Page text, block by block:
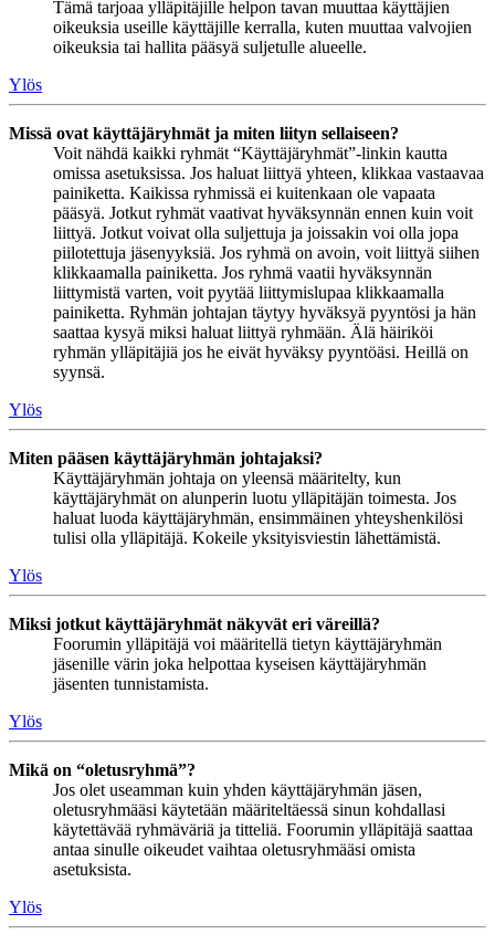
Tämä tarjoaa ylläpitäjille helpon tavan muuttaa käyttäjien
oikeuksia useille käyttäjille kerralla, kuten muuttaa valvojien
oikeuksia tai hallita pääsyä suljetulle alueelle.
Ylös
Missä ovat käyttäjäryhmät ja miten liityn sellaiseen?
Voit nähdä kaikki ryhmät “Käyttäjäryhmät”-linkin kautta
omissa asetuksissa. Jos haluat liittyä yhteen, klikkaa vastaavaa
painiketta. Kaikissa ryhmissä ei kuitenkaan ole vapaata
pääsyä. Jotkut ryhmät vaativat hyväksynnän ennen kuin voit
liittyä. Jotkut voivat olla suljettuja ja joissakin voi olla jopa
piilotettuja jäsenyyksiä. Jos ryhmä on avoin, voit liittyä siihen
klikkaamalla painiketta. Jos ryhmä vaatii hyväksynnän
liittymistä varten, voit pyytää liittymislupaa klikkaamalla
painiketta. Ryhmän johtajan täytyy hyväksyä pyyntösi ja hän
saattaa kysyä miksi haluat liittyä ryhmään. Älä häiriköi
ryhmän ylläpitäjiä jos he eivät hyväksy pyyntöäsi. Heillä on
syynsä.
Ylös
Miten pääsen käyttäjäryhmän johtajaksi?
Käyttäjäryhmän johtaja on yleensä määritelty, kun
käyttäjäryhmät on alunperin luotu ylläpitäjän toimesta. Jos
haluat luoda käyttäjäryhmän, ensimmäinen yhteyshenkilösi
tulisi olla ylläpitäjä. Kokeile yksityisviestin lähettämistä.
Ylös
Miksi jotkut käyttäjäryhmät näkyvät eri väreillä?
Foorumin ylläpitäjä voi määritellä tietyn käyttäjäryhmän
jäsenille värin joka helpottaa kyseisen käyttäjäryhmän
jäsenten tunnistamista.
Ylös
Mikä on “oletusryhmä”?
Jos olet useamman kuin yhden käyttäjäryhmän jäsen,
oletusryhmääsi käytetään määriteltäessä sinun kohdallasi
käytettävää ryhmäväriä ja titteliä. Foorumin ylläpitäjä saattaa
antaa sinulle oikeudet vaihtaa oletusryhmääsi omista
asetuksista.
Ylös